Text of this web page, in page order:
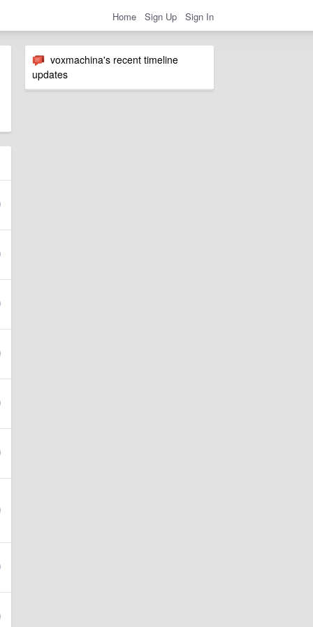
Home Sign Up Sign In
voxmachina's recent timeline
updates